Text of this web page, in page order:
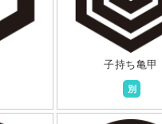
子持ち亀甲
別